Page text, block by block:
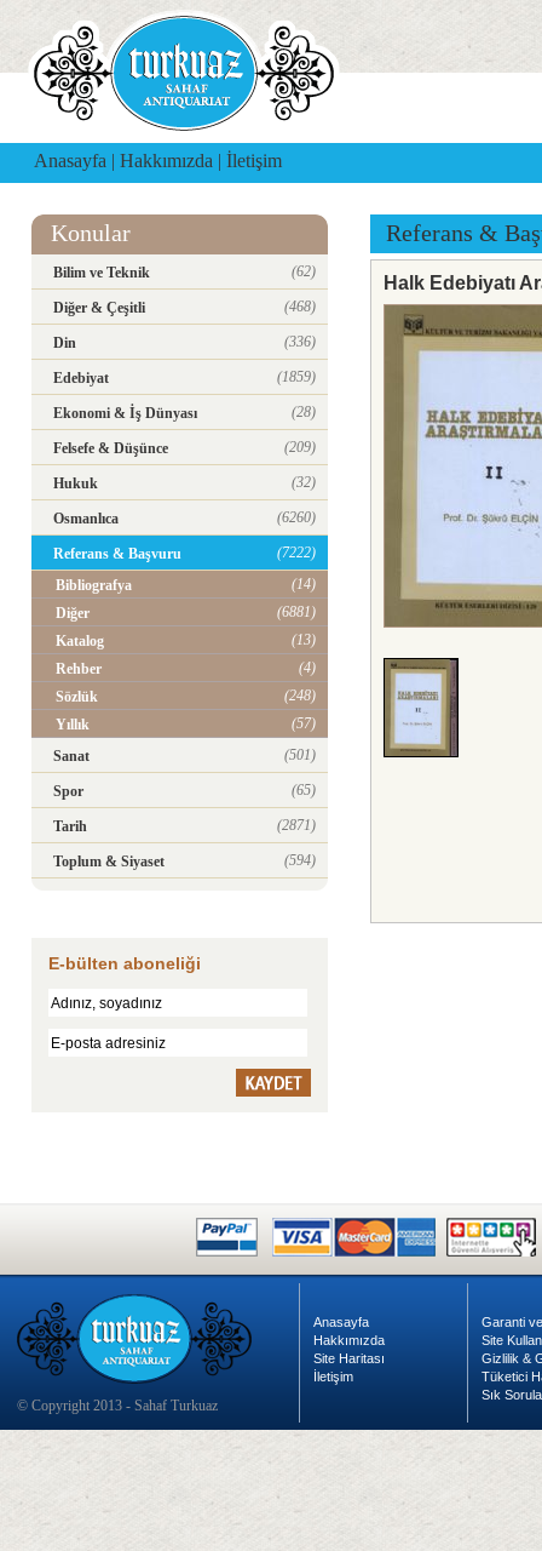
Anasayfa | Hakkımızda | İletişim
Konular
Bilim ve Teknik (62)
Diğer & Çeşitli (468)
Din (336)
Edebiyat (1859)
Ekonomi & İş Dünyası (28)
Felsefe & Düşünce (209)
Hukuk (32)
Osmanlıca (6260)
Referans & Başvuru
(7222)
Bibliografya
(14)
Diğer
(6881)
Katalog
(13)
Rehber
(4)
Sözlük
(248)
Yıllık
(57)
Sanat
(501)
Spor (65)
Tarih (2871)
Toplum & Siyaset (594)
E-bülten aboneliği
Referans &
Halk Edebiyatı
© Copyright 2013 - Sahaf Turkuaz
Anasayfa
Hakkımızda
Site Haritası
İletişim
Garanti
Site
Gizlilik &
Tüketici
Sık